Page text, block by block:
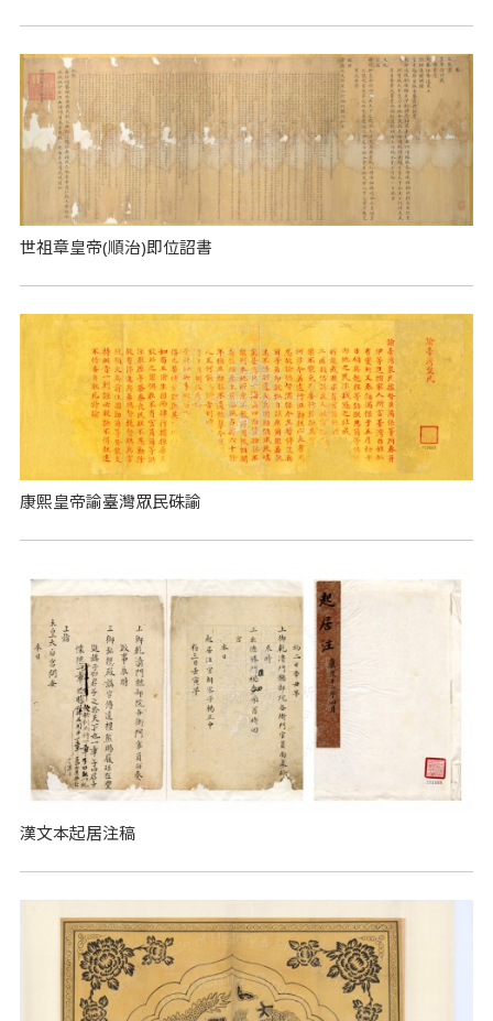
世祖章皇帝(順治)即位詔書
康熙皇帝諭臺灣眾民硃諭
漢文本起居注稿